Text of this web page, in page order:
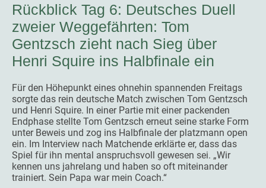
Rückblick Tag 6: Deutsches Duell
zweier Weggefährten: Tom
Gentzsch zieht nach Sieg über
Henri Squire ins Halbfinale ein
Für den Höhepunkt eines ohnehin spannenden Freitags
sorgte das rein deutsche Match zwischen Tom Gentzsch
und Henri Squire. In einer Partie mit einer packenden
Endphase stellte Tom Gentzsch erneut seine starke Form
unter Beweis und zog ins Halbfinale der platzmann open
ein. Im Interview nach Matchende erklärte er, dass das
Spiel für ihn mental anspruchsvoll gewesen sei. „Wir
kennen uns jahrelang und haben so oft miteinander
trainiert. Sein Papa war mein Coach.“